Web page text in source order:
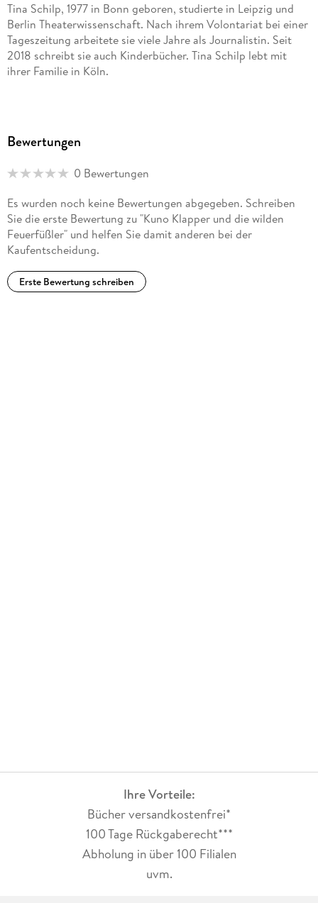
Tina Schilp, 1977 in Bonn geboren, studierte in Leipzig und
Berlin Theaterwissenschaft. Nach ihrem Volontariat bei einer
Tageszeitung arbeitete sie viele Jahre als Journalistin. Seit
2018 schreibt sie auch Kinderbücher. Tina Schilp lebt mit
ihrer Familie in Köln.
Bewertungen
0 Bewertungen
Es wurden noch keine Bewertungen abgegeben. Schreiben
Sie die erste Bewertung zu "Kuno Klapper und die wilden
Feuerfüßler" und helfen Sie damit anderen bei der
Kaufentscheidung.
Erste Bewertung schreiben
Ihre Vorteile:
Bücher versandkostenfrei*
100 Tage Rückgaberecht***
Abholung in über 100 Filialen
uvm.